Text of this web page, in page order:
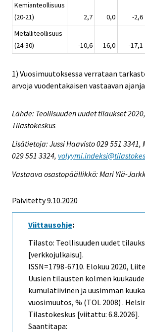
Kemianteollisuus
(20-21)
2,7 0,0 -2,6
Metalliteollisuus
(24-30)
-10,6 16,0 -17,1
1) Vuosimuutoksessa verrataan
arvoja vuodentakaisen vastaavan
Lähde: Teollisuuden uudet tilaukset
Tilastokeskus
Lisätietoja: Jussi Haavisto 029 551 3341,
029 551 3324,
Vastaava osastopäällikkö: Mari Ylä-
Päivitetty 9.10.2020
Viittausohje:
Tilasto: Teollisuuden uudet
[verkkojulkaisu].
ISSN=1798-6710. Elokuu 2020,
Uusien tilausten kolmen
kumulatiivinen ja uusimman
vuosimuutos, % (TOL 2008) .
Tilastokeskus [viitattu: 6.8.2026].
Saantitapa: